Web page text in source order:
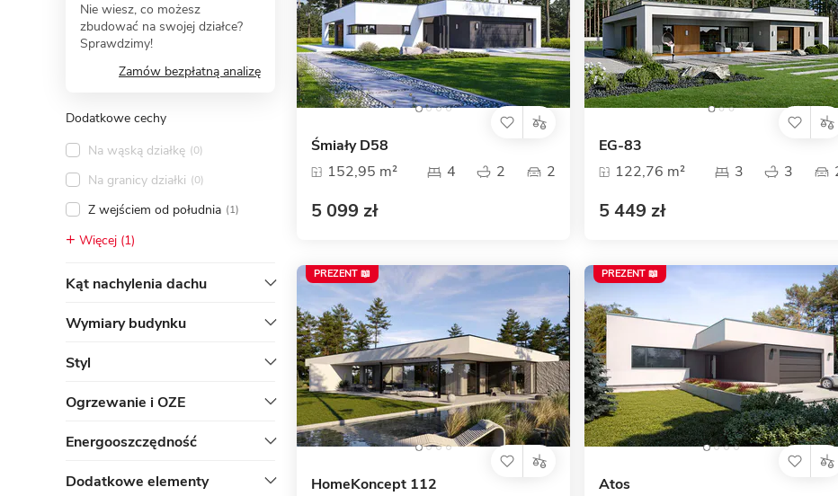
Nie wiesz, co możesz
zbudować na swojej działce?
Sprawdzimy!
Zamów bezpłatną analizę
Dodatkowe cechy
Na wąską działkę (0)
Na granicy działki (0)
Z wejściem od południa (1)
Więcej (1)
Kąt nachylenia dachu
Wymiary budynku
Styl
Ogrzewanie i OZE
Energooszczędność
Dodatkowe elementy
Śmiały D58
152,95 m²
4 2 2
5 099 zł
EG-83
122,76 m²
3 3
5 449 zł
HomeKoncept 112
PREZENT 📖
Atos
PREZENT 📖